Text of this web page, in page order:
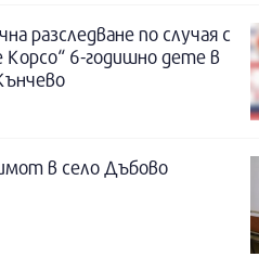
разследване по случая с
Корсо“ 6-годишно дете в
в село Дъбово